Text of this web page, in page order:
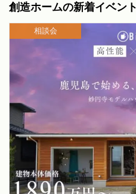
創造ホームの新着イベント
相談会